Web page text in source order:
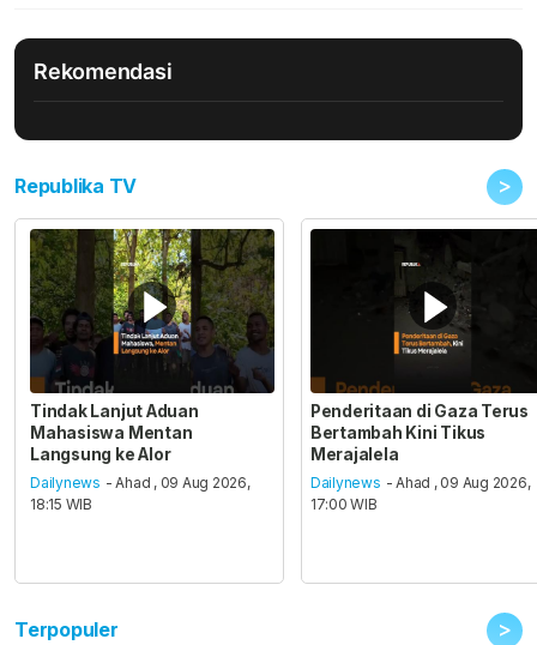
Rekomendasi
Republika TV >
Tindak Lanjut Aduan
Mahasiswa Mentan
Langsung ke Alor
Dailynews - Ahad , 09 Aug 2026,
18:15 WIB
Penderitaan di Gaza Terus
Bertambah Kini Tikus
Merajalela
Dailynews - Ahad , 09 Aug 2026,
17:00 WIB
Terpopuler >